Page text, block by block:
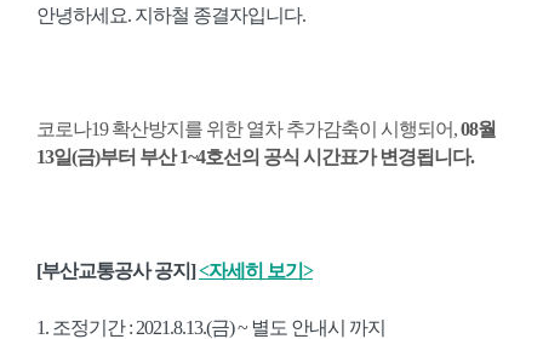
안녕하세요. 지하철 종결자입니다.
코로나19 확산방지를 위한 열차 추가감축이 시행되어,08월
13일(금)부터 부산 1~4호선의 공식 시간표가 변경됩니다.
[부산교통공사 공지]<자세히 보기>
1. 조정기간 : 2021.8.13.(금) ~ 별도 안내시 까지